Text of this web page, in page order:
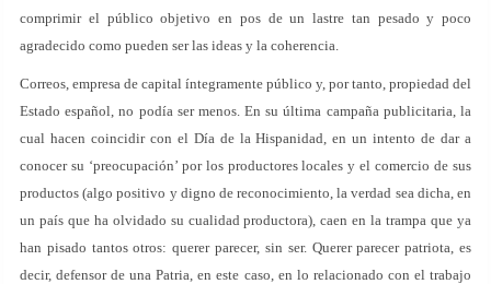
comprimir el público objetivo en pos de un lastre tan pesado y poco
agradecido como pueden ser las ideas y la coherencia.
Correos, empresa de capital íntegramente público y, por tanto, propiedad del
Estado español, no podía ser menos. En su última campaña publicitaria, la
cual hacen coincidir con el Día de la Hispanidad, en un intento de dar a
conocer su ‘preocupación’ por los productores locales y el comercio de sus
productos (algo positivo y digno de reconocimiento, la verdad sea dicha, en
un país que ha olvidado su cualidad productora), caen en la trampa que ya
han pisado tantos otros: querer parecer, sin ser. Querer parecer patriota, es
decir, defensor de una Patria, en este caso, en lo relacionado con el trabajo